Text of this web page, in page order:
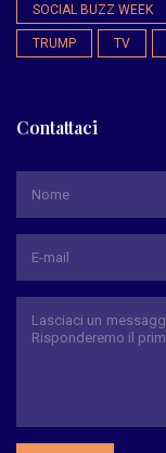
SOCIAL BUZZ WEEK
TRUMP TV
Contattaci